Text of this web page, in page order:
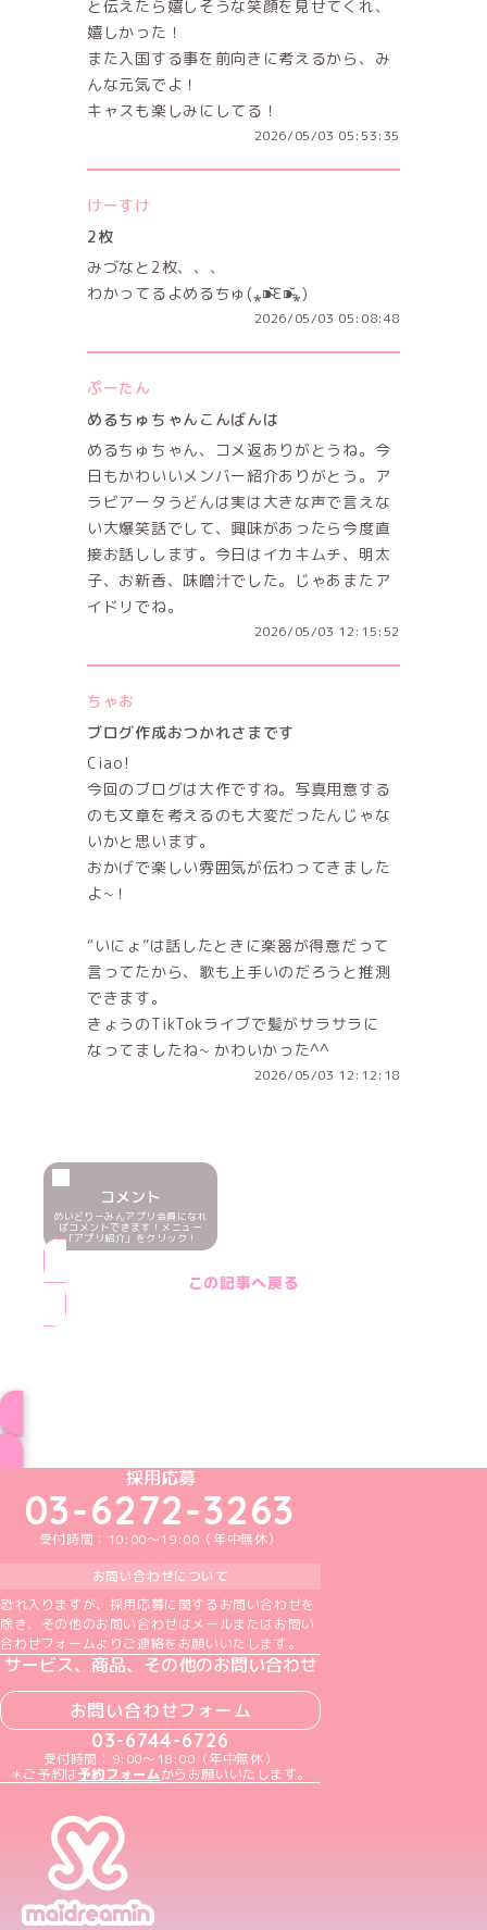
と伝えたら嬉しそうな笑顔を見せてくれ、
嬉しかった！
また入国する事を前向きに考えるから、み
んな元気でよ！
キャスも楽しみにしてる！
2026/05/03 05:53:35
けーすけ
2枚
みづなと2枚、、、
わかってるよめるちゅ(⁎⁍̴̆Ɛ⁍̴̆⁎)
2026/05/03 05:08:48
ぷーたん
めるちゅちゃんこんばんは
めるちゅちゃん、コメ返ありがとうね。今
日もかわいいメンバー紹介ありがとう。ア
ラビアータうどんは実は大きな声で言えな
い大爆笑話でして、興味があったら今度直
接お話しします。今日はイカキムチ、明太
子、お新香、味噌汁でした。じゃあまたア
イドリでね。
2026/05/03 12:15:52
ちゃお
ブログ作成おつかれさまです
Ciao!
今回のブログは大作ですね。写真用意する
のも文章を考えるのも大変だったんじゃな
いかと思います。
おかげで楽しい雰囲気が伝わってきました
よ~！
“いにょ”は話したときに楽器が得意だって
言ってたから、歌も上手いのだろうと推測
できます。
きょうのTikTokライブで髪がサラサラに
なってましたね~ かわいかった^^
2026/05/03 12:12:18
コメント
めいどりーみんアプリ会員になれ
ばコメントできます！メニュー
「アプリ紹介」をクリック！
この記事へ戻る
めいどりーみんTikTok公式アカウント
めいどりーみんX公式アカウント
めいどりーみんInstagram公式アカウント
めいどりーみんFacebook公式アカウン
めいどりーみんYouTube公式アカ
採用応募
03-6272-3263
受付時間：10:00～19:00（年中無休）
お問い合わせについて
恐れ入りますが、採用応募に関するお問い合わせを
除き、その他のお問い合わせはメールまたはお問い
合わせフォームよりご連絡をお願いいたします。
サービス、商品、その他のお問い合わせ
お問い合わせフォーム
03-6744-6726
受付時間：9:00～18:00（年中無休）
＊ご予約は予約フォームからお願いいたします。